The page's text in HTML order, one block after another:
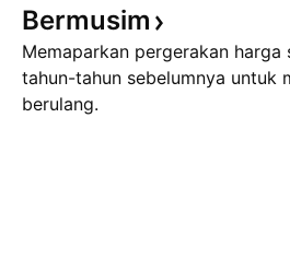
Bermusim
Memaparkan pergerakan harga
tahun-tahun sebelumnya untuk
berulang.